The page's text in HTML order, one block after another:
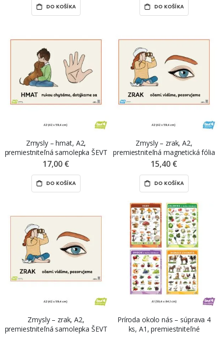
DO KOŠÍKA DO KOŠÍKA
Zmysly – hmat, A2,
premiestniteľná samolepka ŠEVT
NANO print
17,00 €
DO KOŠÍKA
Zmysly – zrak, A2,
premiestniteľná magnetická fólia
ŠEVT MAGNET
15,40 €
DO KOŠÍKA
Zmysly – zrak, A2,
premiestniteľná samolepka ŠEVT
Príroda okolo nás – súprava 4
ks, A1, premiestniteľné